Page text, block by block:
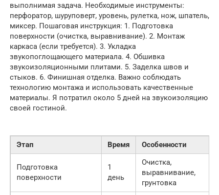
выполнимая задача. Необходимые инструменты:
перфоратор, шуруповерт, уровень, рулетка, нож, шпатель,
миксер. Пошаговая инструкция: 1. Подготовка
поверхности (очистка, выравнивание). 2. Монтаж
каркаса (если требуется). 3. Укладка
звукопоглощающего материала. 4. Обшивка
звукоизоляционными плитами. 5. Заделка швов и
стыков. 6. Финишная отделка. Важно соблюдать
технологию монтажа и использовать качественные
материалы. Я потратил около 5 дней на звукоизоляцию
своей гостиной.
Этап Время Особенности
Подготовка
поверхности
1
день
Очистка,
выравнивание,
грунтовка